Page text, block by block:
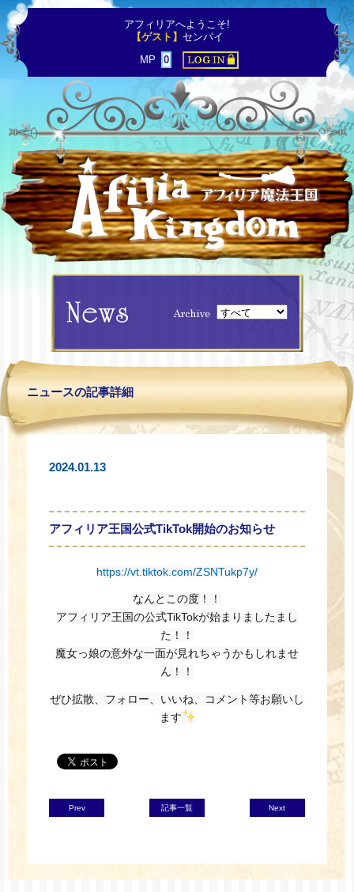
アフィリアへようこそ!
【ゲスト】 センパイ
MP
0
ニュースの記事詳細
2024.01.13
アフィリア王国公式TikTok開始のお知らせ
https://vt.tiktok.com/ZSNTukp7y/
なんとこの度！！
アフィリア王国の公式TikTokが始まりましたまし
た！！
魔女っ娘の意外な一面が見れちゃうかもしれませ
ん！！
ぜひ拡散、フォロー、いいね、コメント等お願いし
ます
Prev 記事一覧 Next